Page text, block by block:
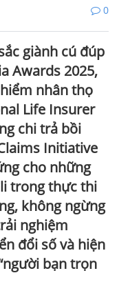
0
giành cú đúp
Awards 2025,
nhân thọ
Life Insurer
chi trả bồi
Initiative
cho những
trong thực thi
không ngừng
nghiệm
đổi số và hiện
bạn trọn